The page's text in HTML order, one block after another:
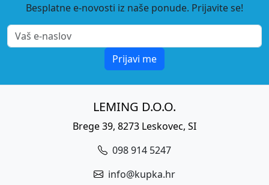
Besplatne e-novosti iz naše ponude. Prijavite se!
Prijavi me
LEMING D.O.O.
Brege 39, 8273 Leskovec, SI
098 914 5247
info@kupka.hr